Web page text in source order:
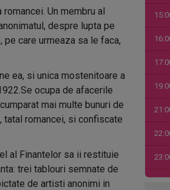
Un membru al
despre lupta pe
care urmeaza sa le faca,
ea, si unica mostenitoare a
ocupa de afacerile
mai multe bunuri de
tatal romancei, si confiscate
al Finantelor sa ii restituie
trei tablouri semnate de
de artisti anonimi in